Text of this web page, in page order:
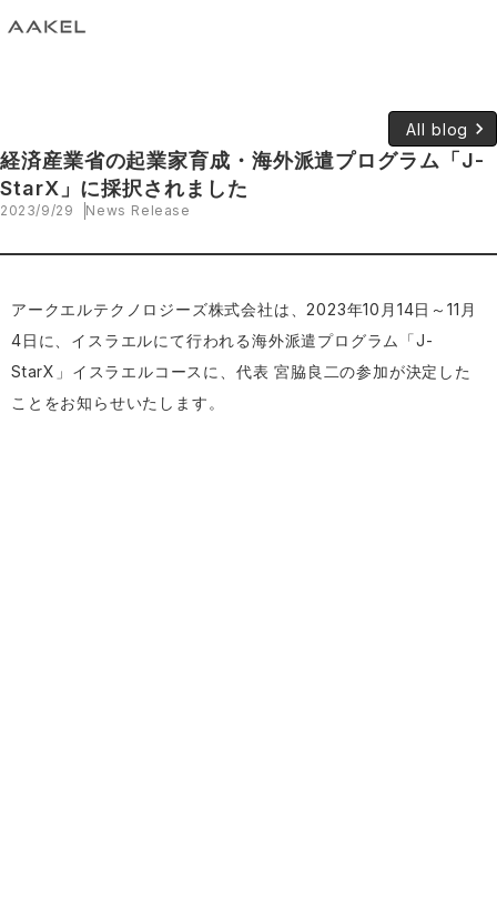
All blog keyboard_arrow_right
経済産業省の起業家育成・海外派遣プログラム「J-
StarX」に採択されました
2023/9/29 News Release
アークエルテクノロジーズ株式会社は、2023年10月14日～11月
4日に、イスラエルにて行われる海外派遣プログラム「J-
StarX」イスラエルコースに、代表 宮脇良二の参加が決定した
ことをお知らせいたします。